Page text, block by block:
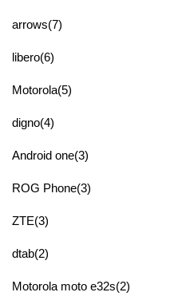
arrows(7)
libero(6)
Motorola(5)
digno(4)
Android one(3)
ROG Phone(3)
ZTE(3)
dtab(2)
Motorola moto e32s(2)